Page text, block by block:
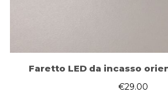
Faretto LED da incasso
€29.00